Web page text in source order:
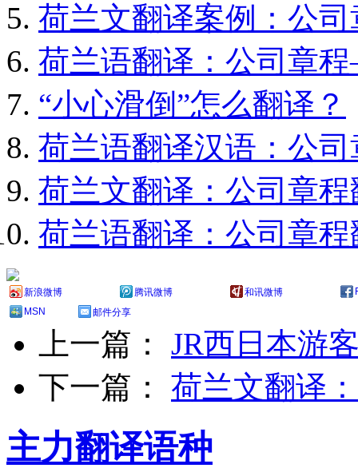
荷兰文翻译案例：公
荷兰语翻译：公司章
“小心滑倒”怎么翻译？
荷兰语翻译汉语：公
荷兰文翻译：公司章
荷兰语翻译：公司章
新浪微博 腾讯微博 和讯微博
MSN
邮件分享
上一篇： JR西日本游
下一篇： 荷兰文翻译
主力翻译语种